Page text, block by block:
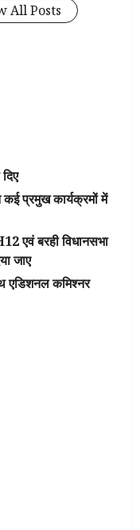
All Posts
कई प्रमुख कार्यक्रमों में
एवं बरही विधानसभा
जाए
एडिशनल कमिश्नर